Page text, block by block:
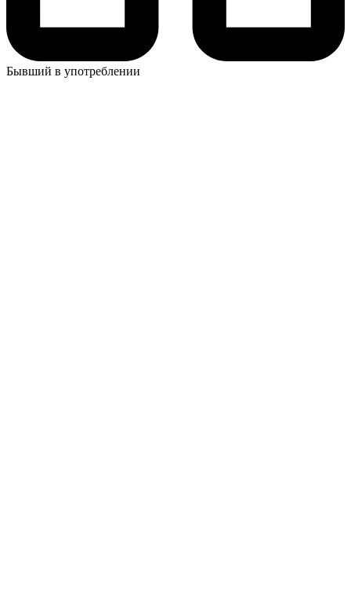
Бывший в употреблении